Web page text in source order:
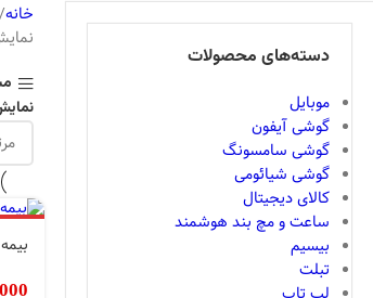
دسته‌های محصولات
موبایل
گوشی آیفون
گوشی سامسونگ
گوشی شیائومی
کالای دیجیتال
ساعت و مچ بند هوشمند
بیسیم
تبلت
خانه
نمایش